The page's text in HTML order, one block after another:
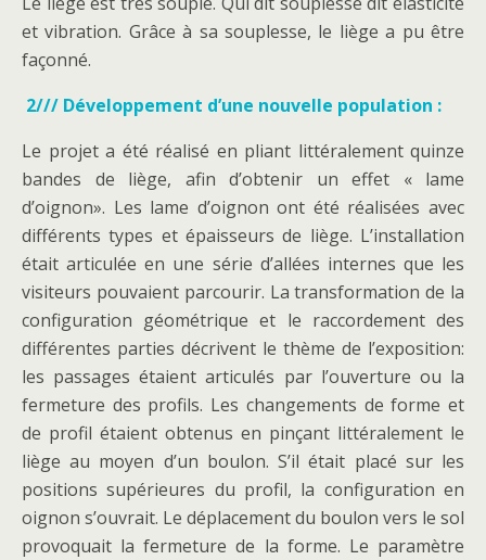
et vibration. Grâce à sa souplesse, le liège a pu être
façonné.
2/// Développement d’une nouvelle population :
Le projet a été réalisé en pliant littéralement quinze
bandes de liège, afin d’obtenir un effet « lame
d’oignon». Les lame d’oignon ont été réalisées avec
différents types et épaisseurs de liège. L’installation
était articulée en une série d’allées internes que les
visiteurs pouvaient parcourir. La transformation de la
configuration géométrique et le raccordement des
différentes parties décrivent le thème de l’exposition:
les passages étaient articulés par l’ouverture ou la
fermeture des profils. Les changements de forme et
de profil étaient obtenus en pinçant littéralement le
liège au moyen d’un boulon. S’il était placé sur les
positions supérieures du profil, la configuration en
oignon s’ouvrait. Le déplacement du boulon vers le sol
provoquait la fermeture de la forme. Le paramètre